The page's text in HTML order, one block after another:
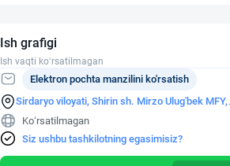
Ish grafigi
Ish vaqti ko‘rsatilmagan
Sirdaryo viloyati, Shirin sh. Mirzo Ulug'bek MFY,
Xalqlar Do'stligi ko'chasi, 26-sonli AYOQSH binosi
Elektron pochta manzilini ko'rsatish
Ko‘rsatilmagan
Siz ushbu tashkilotning egasimisiz?